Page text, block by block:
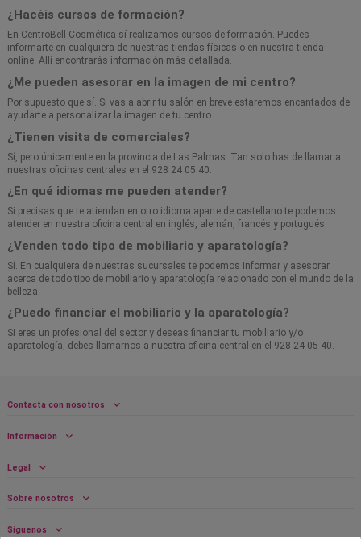
¿Hacéis cursos de formación?
En CentroBell Cosmética sí realizamos cursos de formación. Puedes
informarte en cualquiera de nuestras tiendas físicas o en nuestra tienda
online. Allí encontrarás información más detallada.
¿Me pueden asesorar en la imagen de mi centro?
Por supuesto que sí. Si vas a abrir tu salón en breve estaremos encantados de
ayudarte a personalizar la imagen de tu centro.
¿Tienen visita de comerciales?
Sí, pero únicamente en la provincia de Las Palmas. Tan solo has de llamar a
nuestras oficinas centrales en el 928 24 05 40.
¿En qué idiomas me pueden atender?
Si precisas que te atiendan en otro idioma aparte de castellano te podemos
atender en nuestra oficina central en inglés, alemán, francés y portugués.
¿Venden todo tipo de mobiliario y aparatología?
Sí. En cualquiera de nuestras sucursales te podemos informar y asesorar
acerca de todo tipo de mobiliario y aparatología relacionado con el mundo de la
belleza.
¿Puedo financiar el mobiliario y la aparatología?
Si eres un profesional del sector y deseas financiar tu mobiliario y/o
aparatología, debes llamarnos a nuestra oficina central en el 928 24 05 40.
Contacta con nosotros
Información
Legal
Sobre nosotros
Síguenos